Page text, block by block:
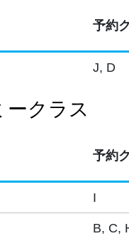
予約
J, D
ークラス
予約
I
B, C,